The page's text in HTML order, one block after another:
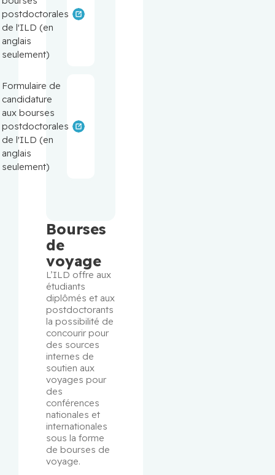
postdoctorales
de l'ILD (en
anglais
seulement)
Formulaire de
candidature
aux bourses
postdoctorales
de l'ILD (en
anglais
seulement)
Bourses
de
voyage
L’ILD offre aux
étudiants
diplômés et aux
postdoctorants
la possibilité de
concourir pour
des sources
internes de
soutien aux
voyages pour
des
conférences
nationales et
internationales
sous la forme
de bourses de
voyage.